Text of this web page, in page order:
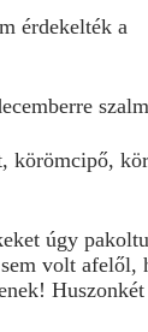
érdekelték a
körömcipő,
úgy
volt afelől,